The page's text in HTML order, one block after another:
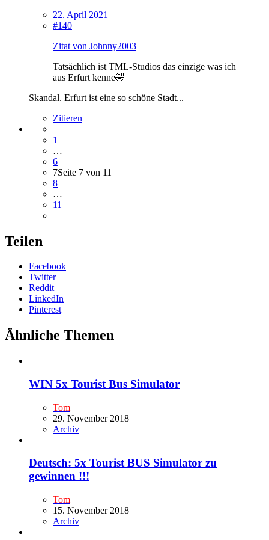
22. April 2021
#140
Zitat von Johnny2003
Tatsächlich ist TML-Studios das einzige was ich
aus Erfurt kenne🤣
Skandal. Erfurt ist eine so schöne Stadt...
Zitieren
1
…
6
7Seite 7 von 11
8
…
11
Teilen
Facebook
Twitter
Reddit
LinkedIn
Pinterest
Ähnliche Themen
WIN 5x Tourist Bus Simulator
Tom
29. November 2018
Archiv
Deutsch: 5x Tourist BUS Simulator zu
gewinnen !!!
Tom
15. November 2018
Archiv